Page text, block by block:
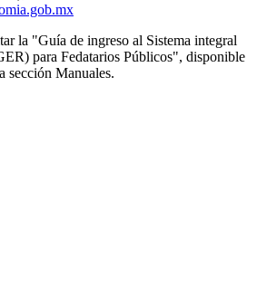
la "Guía de ingreso al Sistema integral
para Fedatarios Públicos", disponible
sección Manuales.